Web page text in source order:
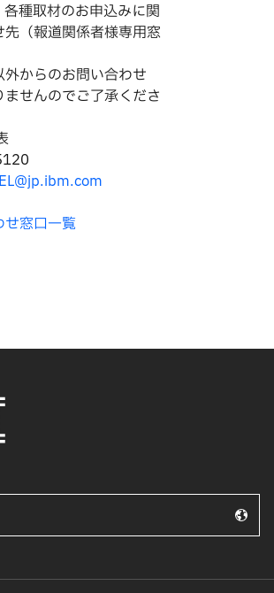
種取材のお申込みに関
（報道関係者様専用窓
からのお問い合わせ
せんのでご了承くださ
窓口一覧